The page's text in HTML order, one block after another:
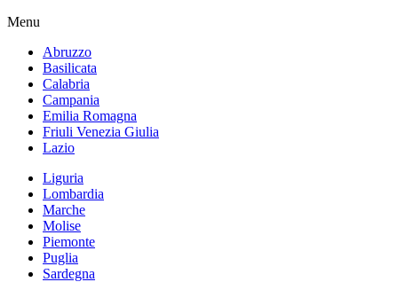
Menu
Abruzzo
Basilicata
Calabria
Campania
Emilia Romagna
Friuli Venezia Giulia
Lazio
Liguria
Lombardia
Marche
Molise
Piemonte
Puglia
Sardegna